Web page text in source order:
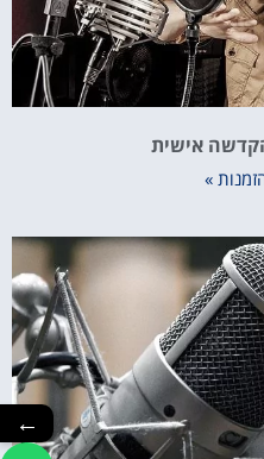
אישית
»
←